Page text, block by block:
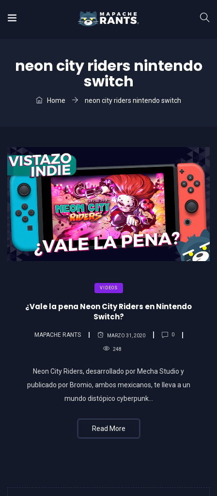
neon city riders nintendo
switch
Home neon city riders nintendo switch
VIDEOS
¿Vale la pena Neon City Riders en Nintendo
Switch?
MAPACHE RANTS MARZO 31, 2020 0
248
Neon City Riders, desarrollado por Mecha Studio y
publicado por Bromio, ambos mexicanos, te lleva a un
mundo distópico cyberpunk…
Read More